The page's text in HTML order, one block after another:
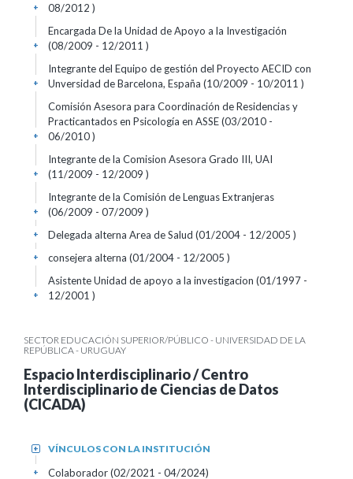
08/2012 )
+
Encargada De la Unidad de Apoyo a la Investigación
(08/2009 - 12/2011 )
+
Integrante del Equipo de gestión del Proyecto AECID con
Unversidad de Barcelona, España (10/2009 - 10/2011 )
+
Comisión Asesora para Coordinación de Residencias y
Practicantados en Psicología en ASSE (03/2010 -
06/2010 )
+
Integrante de la Comision Asesora Grado III, UAI
(11/2009 - 12/2009 )
+
Integrante de la Comisión de Lenguas Extranjeras
(06/2009 - 07/2009 )
+
Delegada alterna Area de Salud (01/2004 - 12/2005 )
+
consejera alterna (01/2004 - 12/2005 )
+
Asistente Unidad de apoyo a la investigacion (01/1997 -
12/2001 )
+
SECTOR EDUCACIÓN SUPERIOR/PÚBLICO - UNIVERSIDAD DE LA
REPÚBLICA - URUGUAY
Espacio Interdisciplinario / Centro
Interdisciplinario de Ciencias de Datos
(CICADA)
VÍNCULOS CON LA INSTITUCIÓN
+
Colaborador (02/2021 - 04/2024)
+